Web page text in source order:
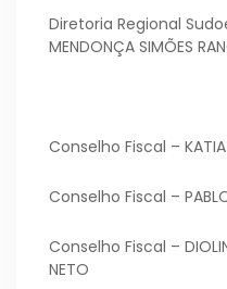
Diretoria Regional
MENDONÇA SIMÕES
Conselho Fiscal – KATIA
Conselho Fiscal – PABLO
Conselho Fiscal –
NETO